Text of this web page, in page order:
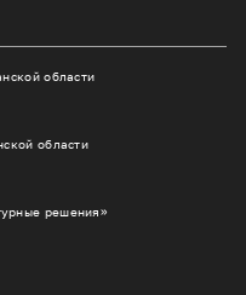
области
области
решения»